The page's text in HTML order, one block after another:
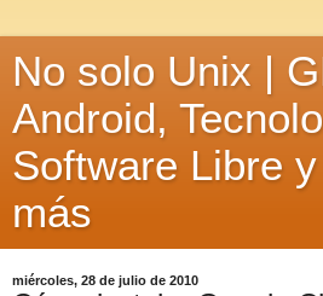
No solo Unix |
Android,
Software Libre
más
miércoles, 28 de julio de 2010